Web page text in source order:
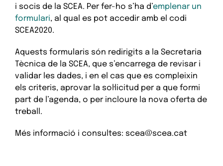
i socis de la SCEA. Per fer-ho s’ha d’emplenar un
formulari, al qual es pot accedir amb el codi
SCEA2020.
Aquests formularis són redirigits a la Secretaria
Tècnica de la SCEA, que s’encarrega de revisar i
validar les dades, i en el cas que es compleixin
els criteris, aprovar la sol·licitud per a que formi
part de l’agenda, o per incloure la nova oferta de
treball.
Més informació i consultes: scea@scea.cat